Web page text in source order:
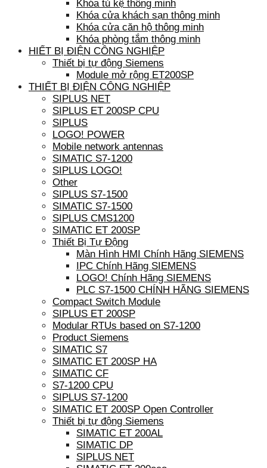
Khóa tủ kệ thông minh
Khóa cửa khách sạn thông minh
Khóa cửa căn hộ thông minh
Khóa phòng tắm thông minh
HIẾT BỊ ĐIỆN CÔNG NGHIỆP
Thiết bị tự động Siemens
Module mở rộng ET200SP
THIẾT BỊ ĐIỆN CÔNG NGHIỆP
SIPLUS NET
SIPLUS ET 200SP CPU
SIPLUS
LOGO! POWER
Mobile network antennas
SIMATIC S7-1200
SIPLUS LOGO!
Other
SIPLUS S7-1500
SIMATIC S7-1500
SIPLUS CMS1200
SIMATIC ET 200SP
Thiết Bị Tự Động
Màn Hình HMI Chính Hãng SIEMENS
IPC Chính Hãng SIEMENS
LOGO! Chính Hãng SIEMENS
PLC S7-1500 CHÍNH HÃNG SIEMENS
Compact Switch Module
SIPLUS ET 200SP
Modular RTUs based on S7-1200
Product Siemens
SIMATIC S7
SIMATIC ET 200SP HA
SIMATIC CF
S7-1200 CPU
SIPLUS S7-1200
SIMATIC ET 200SP Open Controller
Thiết bị tự động Siemens
SIMATIC ET 200AL
SIMATIC DP
SIPLUS NET